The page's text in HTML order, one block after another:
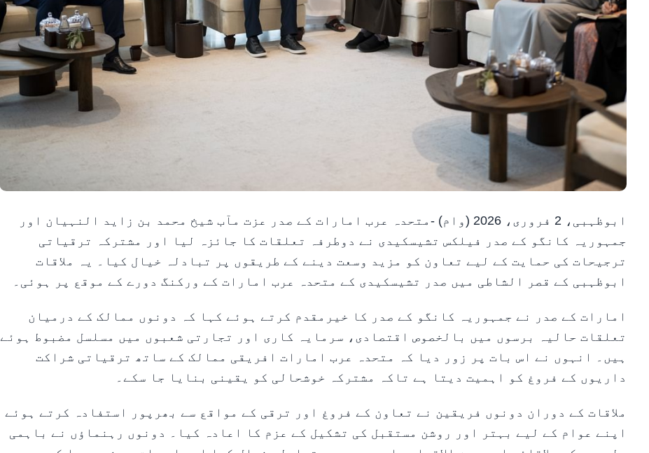
ابوظہبی، 2 فروری، 2026 (وام) -متحدہ عرب امارات کے صدر عزت مآب شیخ محمد بن زاید النہیان اور
جمہوریہ کانگو کے صدر فیلکس تشیسکیدی نے دوطرفہ تعلقات کا جائزہ لیا اور مشترکہ ترقیاتی
ترجیحات کی حمایت کے لیے تعاون کو مزید وسعت دینے کے طریقوں پر تبادلہ خیال کیا۔ یہ ملاقات
ابوظہبی کے قصر الشاطی میں صدر تشیسکیدی کے متحدہ عرب امارات کے ورکنگ دورے کے موقع پر ہوئی۔
امارات کے صدر نے جمہوریہ کانگو کے صدر کا خیرمقدم کرتے ہوئے کہا کہ دونوں ممالک کے درمیان
تعلقات حالیہ برسوں میں بالخصوص اقتصادی، سرمایہ کاری اور تجارتی شعبوں میں مسلسل مضبوط ہوئے
ہیں۔ انہوں نے اس بات پر زور دیا کہ متحدہ عرب امارات افریقی ممالک کے ساتھ ترقیاتی شراکت
داریوں کے فروغ کو اہمیت دیتا ہے تاکہ مشترکہ خوشحالی کو یقینی بنایا جا سکے۔
ملاقات کے دوران دونوں فریقین نے تعاون کے فروغ اور ترقی کے مواقع سے بھرپور استفادہ کرتے ہوئے
اپنے عوام کے لیے بہتر اور روشن مستقبل کی تشکیل کے عزم کا اعادہ کیا۔ دونوں رہنماؤں نے باہمی